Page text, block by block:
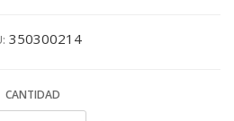
350300214
CANTIDAD